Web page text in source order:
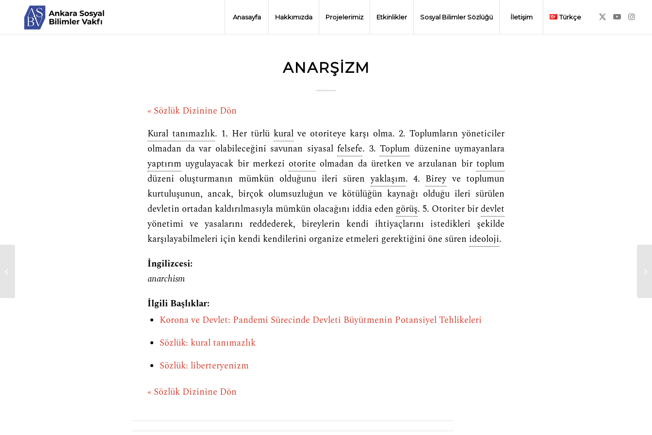
Anasayfa Hakkımızda Projelerimiz Etkinlikler Sosyal Bilimler Sözlüğü İletişim Türkçe
ANARŞIZM
« Sözlük Dizinine Dön
Kural tanımazlık. 1. Her türlü kural ve otoriteye karşı olma. 2. Toplumların yöneticiler
olmadan da var olabileceğini savunan siyasal felsefe. 3. Toplum düzenine uymayanlara
yaptırım uygulayacak bir merkezi otorite olmadan da üretken ve arzulanan birtoplum
düzeni oluşturmanın mümkün olduğunu ileri sürenyaklaşım. 4. Birey ve toplumun
kurtuluşunun, ancak, birçok olumsuzluğun ve kötülüğün kaynağı olduğu ileri sürülen
devletin ortadan kaldırılmasıyla mümkün olacağını iddia eden görüş. 5. Otoriter birdevlet
yönetimi ve yasalarını reddederek, bireylerin kendi ihtiyaçlarını istedikleri şekilde
karşılayabilmeleri için kendi kendilerini organize etmeleri gerektiğini öne süren ideoloji.
İngilizcesi:
anarchism
İlgili Başlıklar:
Korona ve Devlet: Pandemi Sürecinde Devleti Büyütmenin Potansiyel Tehlikeleri
Sözlük: kural tanımazlık
Sözlük: liberteryenizm
« Sözlük Dizinine Dön